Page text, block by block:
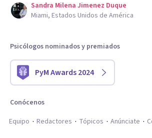
Sandra Milena Jimenez Duque
Miami, Estados Unidos de América
Psicólogos nominados y premiados
PyM Awards 2024
Conócenos
Equipo
Redactores Tópicos Anúnciate